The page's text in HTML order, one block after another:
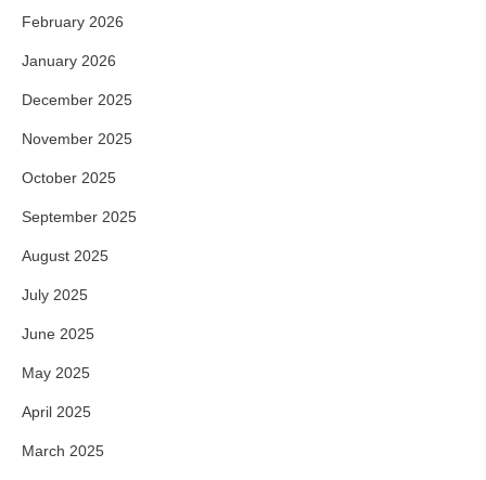
February 2026
January 2026
December 2025
November 2025
October 2025
September 2025
August 2025
July 2025
June 2025
May 2025
April 2025
March 2025